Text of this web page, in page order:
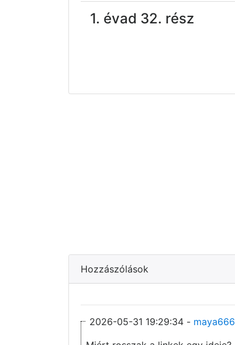
1. évad 32. rész
Hozzászólások
2026-05-31 19:29:34 - maya666